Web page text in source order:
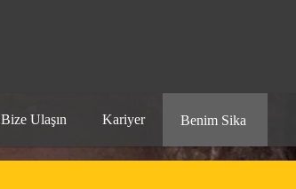
Bize Ulaşın Kariyer Benim Sika